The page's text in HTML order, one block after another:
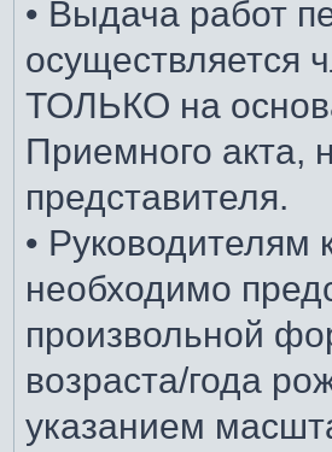
• Выдача работ
осуществляется
ТОЛЬКО на
Приемного акта,
представителя.
• Руководителям
необходимо
произвольной
возраста/года
указанием